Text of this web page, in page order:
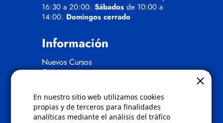
En nuestro sitio web utilizamos cookies
propias y de terceros para finalidades
analíticas mediante el análisis del tráfico
16:30 a 20:00. Sábados de 10:00 a
14:00. Domingos cerrado
Información
Nuevos Cursos
Quienes somos
Políticas